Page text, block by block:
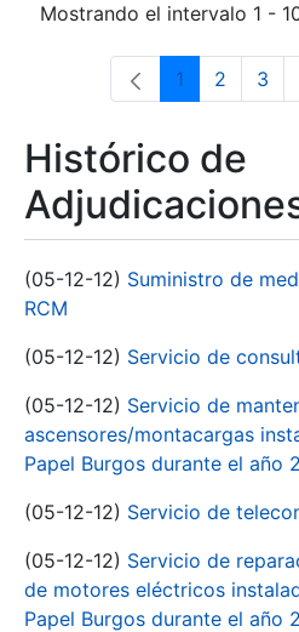
Mostrando el intervalo 1 -
Página
1 Página
2 3
Histórico de
(05-12-12) Suministro de
RCM
(05-12-12) Servicio de
(05-12-12) Servicio de
ascensores/montacargas
Papel Burgos durante el año
(05-12-12) Servicio de
(05-12-12) Servicio de
de motores eléctricos
Papel Burgos durante el año